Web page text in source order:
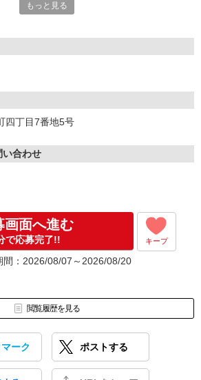
話より応募ください。
職種のみとなります。
もっと見る
四丁目7番地5号
い合わせ
画面へ進む
で応募完了!! キープ
間：2026/08/07～2026/08/20
閲覧履歴を見る
ーク ポストする